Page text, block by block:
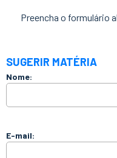
Preencha o formulário
SUGERIR MATÉRIA
Nome:
E-mail: